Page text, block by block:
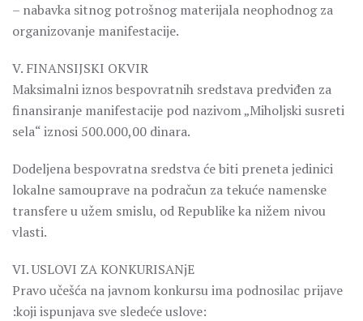
– nabavka sitnog potrošnog materijala neophodnog za
organizovanje manifestacije.
V. FINANSIJSKI OKVIR
Maksimalni iznos bespovratnih sredstava predviđen za
finansiranje manifestacije pod nazivom „Miholjski susreti
sela“ iznosi 500.000,00 dinara.
Dodeljena bespovratna sredstva će biti preneta jedinici
lokalne samouprave na podračun za tekuće namenske
transfere u užem smislu, od Republike ka nižem nivou
vlasti.
VI. USLOVI ZA KONKURISANjE
Pravo učešća na javnom konkursu ima podnosilac prijave
:koji ispunjava sve sledeće uslove: